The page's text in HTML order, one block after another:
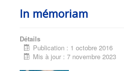
In mémoriam
Détails
Publication : 1 octobre 2016
Mis à jour : 7 novembre 2023